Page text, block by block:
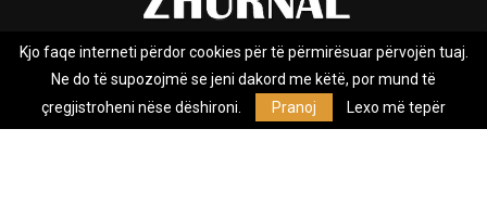
Rreth nesh Impresumi Marketing
Privacy Policy
Zhurnal.mk është Agjenci e Lajmeve e pavarur, e themeluar në vitin
Kjo faqe interneti përdor cookies për të përmirësuar përvojën tuaj.
Ne do të supozojmë se jeni dakord me këtë, por mund të
çregjistroheni nëse dëshironi.
Pranoj Lexo më tepër